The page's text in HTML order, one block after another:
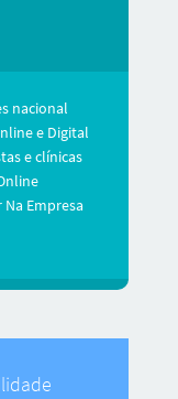
nacional
e Digital
e clínicas
Empresa